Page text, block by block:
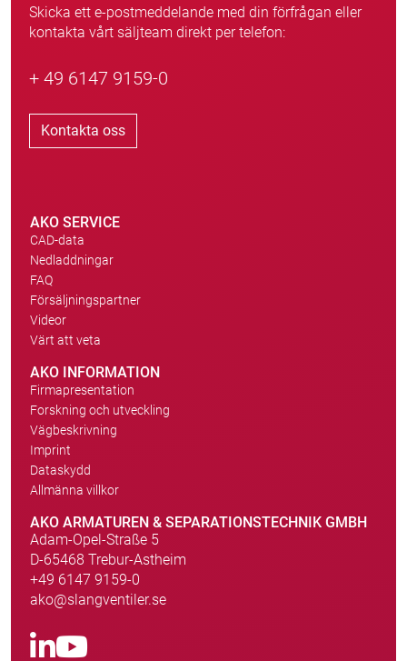
Skicka ett e-postmeddelande med din förfrågan eller
kontakta vårt säljteam direkt per telefon:
+ 49 6147 9159-0
Kontakta oss
AKO SERVICE
CAD-data
Nedladdningar
FAQ
Försäljningspartner
Videor
Värt att veta
AKO INFORMATION
Firmapresentation
Forskning och utveckling
Vägbeskrivning
Imprint
Dataskydd
Allmänna villkor
AKO ARMATUREN & SEPARATIONSTECHNIK GMBH
Adam-Opel-Straße 5
D-65468 Trebur-Astheim
+49 6147 9159-0
ako@slangventiler.se